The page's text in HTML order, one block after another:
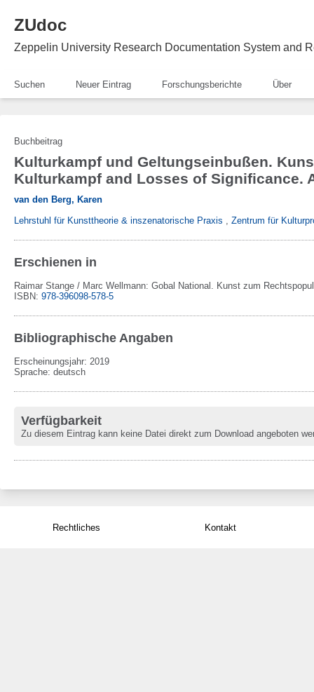
ZUdoc
Zeppelin University Research Documentation System and
Suchen Neuer Eintrag Forschungsberichte Über
Buchbeitrag
Kulturkampf und Geltungseinbußen.
Kulturkampf and Losses of Significance.
van den Berg, Karen
Lehrstuhl für Kunsttheorie & inszenatorische Praxis , Zentrum für
Erschienen in
Raimar Stange / Marc Wellmann: Gobal National. Kunst zum
ISBN: 978-396098-578-5
Bibliographische Angaben
Erscheinungsjahr: 2019
Sprache: deutsch
Verfügbarkeit
Zu diesem Eintrag kann keine Datei direkt zum Download angeboten
Rechtliches Kontakt